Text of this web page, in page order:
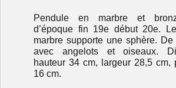
Pendule en marbre et
d’époque fin 19e début 20e.
marbre supporte une sphère. De
avec angelots et oiseaux.
hauteur 34 cm, largeur 28,5 cm,
16 cm.